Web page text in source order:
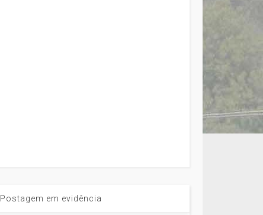
Postagem em evidência